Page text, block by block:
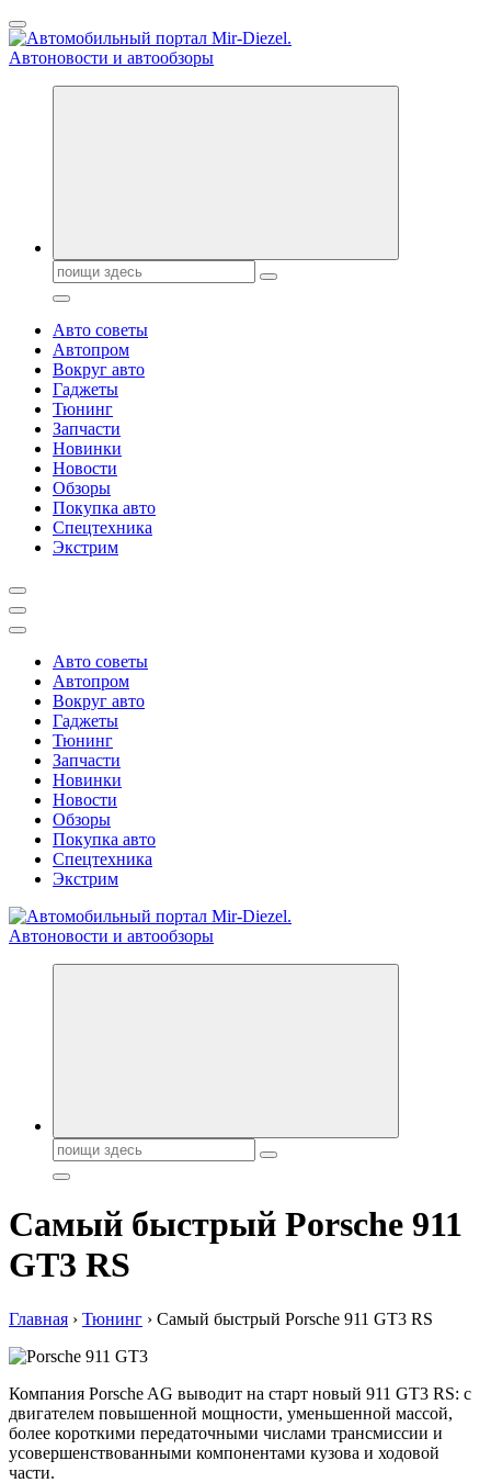
Перейти
к
содержанию
Справочник автомобилиста. Обзор новинок популярных
Поиск:
Авто советы
Автопром
Вокруг авто
Гаджеты
Тюнинг
Запчасти
Новинки
Новости
Обзоры
Покупка авто
Спецтехника
Экстрим
Авто советы
Автопром
Вокруг авто
Гаджеты
Тюнинг
Запчасти
Новинки
Новости
Обзоры
Покупка авто
Спецтехника
Экстрим
Справочник автомобилиста. Обзор новинок популярных
Поиск:
Самый быстрый Porsche 911
GT3 RS
Главная › Тюнинг › Самый быстрый Porsche 911 GT3 RS
Компания Porsche AG выводит на старт новый 911 GT3 RS: с
двигателем повышенной мощности, уменьшенной массой,
более короткими передаточными числами трансмиссии и
усовершенствованными компонентами кузова и ходовой
части.